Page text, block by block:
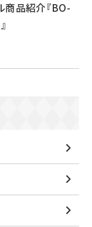
商品紹介『BO-